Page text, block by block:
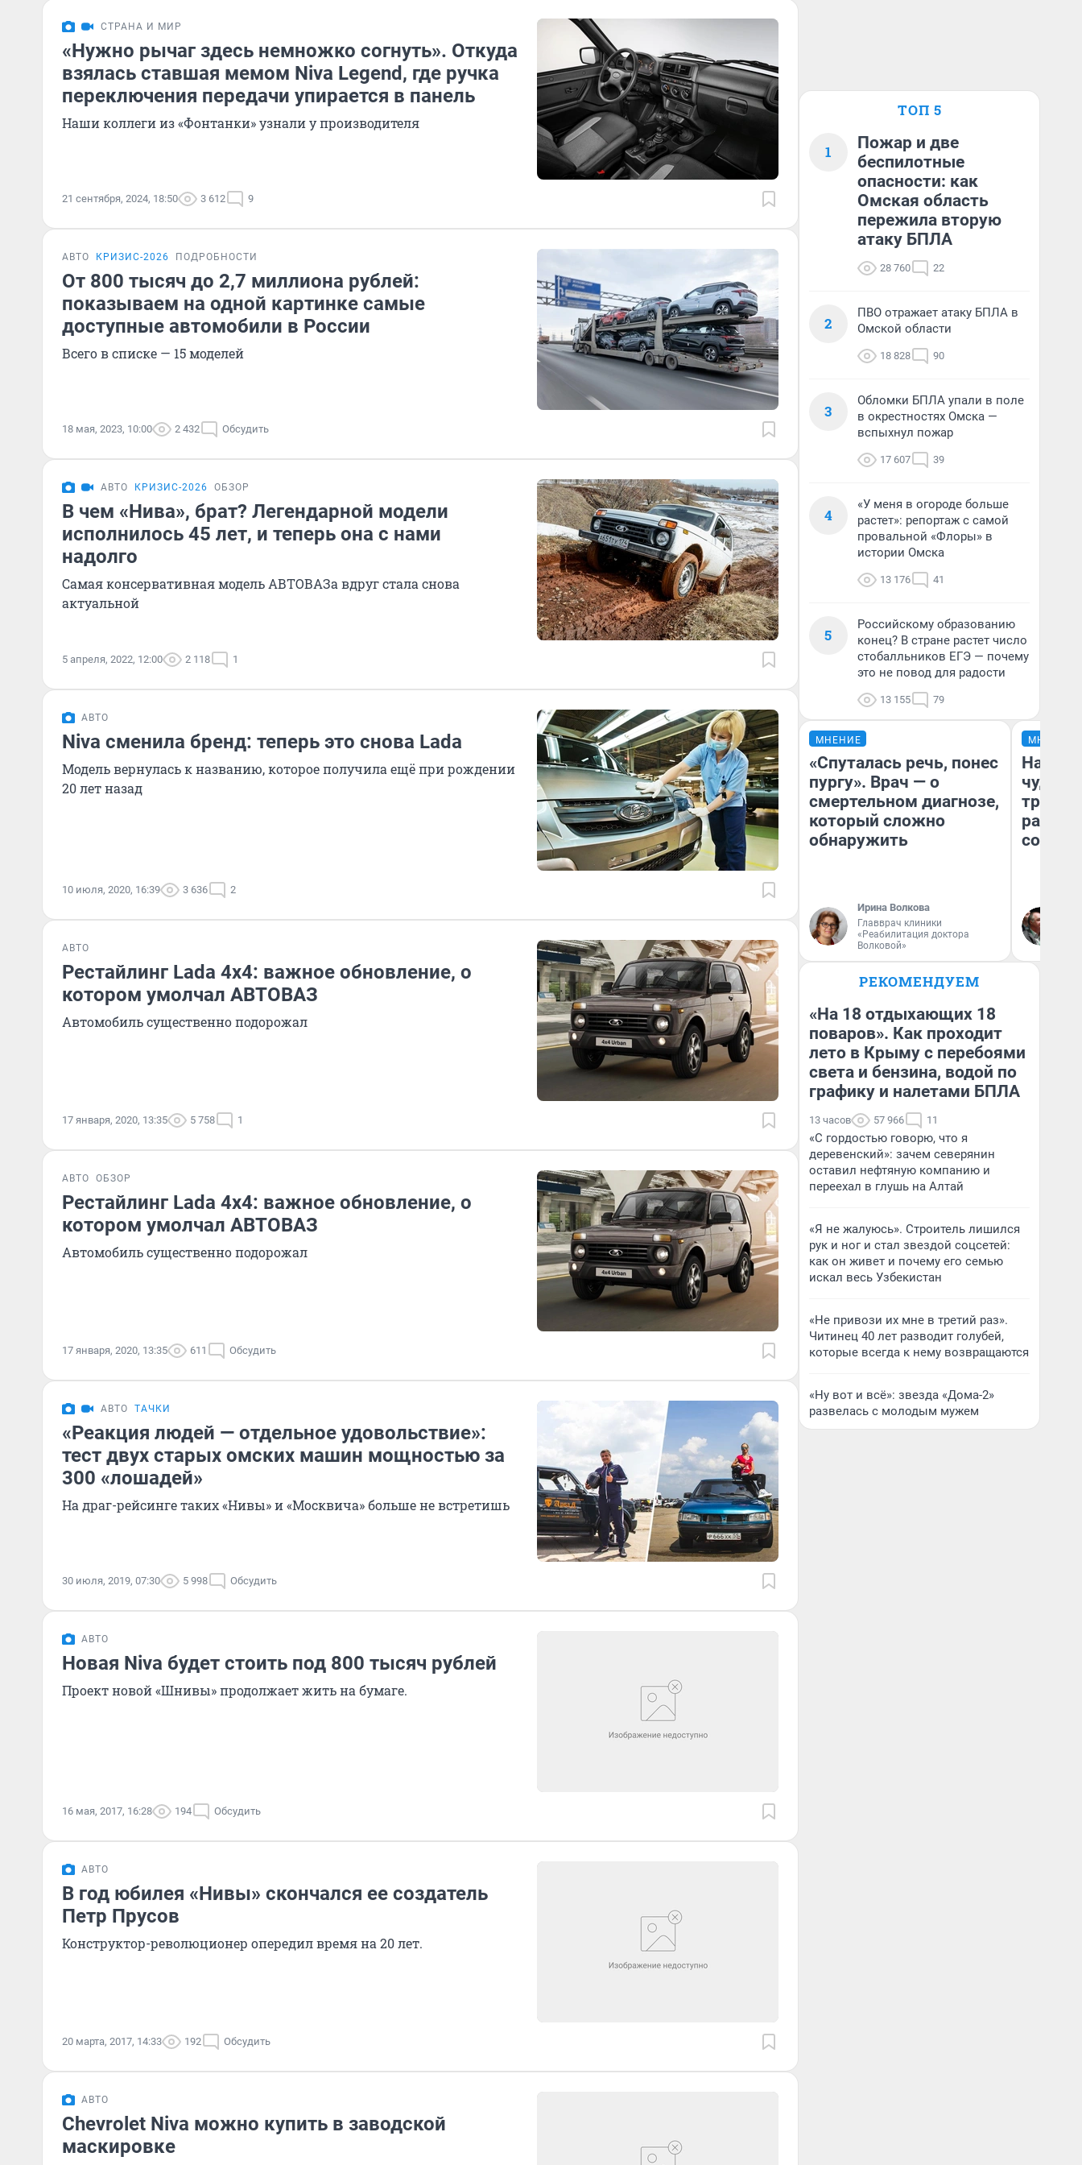
СТРАНА И МИР
«Нужно рычаг здесь немножко согнуть». Откуда
взялась ставшая мемом Niva Legend, где ручка
переключения передачи упирается в панель
Наши коллеги из «Фонтанки» узнали у производителя
21 сентября, 2024, 18:50 3 612 9
АВТО КРИЗИС-2026 ПОДРОБНОСТИ
От 800 тысяч до 2,7 миллиона рублей:
показываем на одной картинке самые
доступные автомобили в России
Всего в списке — 15 моделей
18 мая, 2023, 10:00 2 432 Обсудить
АВТО КРИЗИС-2026 ОБЗОР
В чем «Нива», брат? Легендарной модели
исполнилось 45 лет, и теперь она с нами
надолго
Самая консервативная модель АВТОВАЗа вдруг стала снова
актуальной
5 апреля, 2022, 12:00 2 118 1
АВТО
Niva сменила бренд: теперь это снова Lada
Модель вернулась к названию, которое получила ещё при рождении
20 лет назад
10 июля, 2020, 16:39 3 636 2
АВТО
Рестайлинг Lada 4x4: важное обновление, о
котором умолчал АВТОВАЗ
Автомобиль существенно подорожал
17 января, 2020, 13:35 5 758 1
АВТО ОБЗОР
Рестайлинг Lada 4x4: важное обновление, о
котором умолчал АВТОВАЗ
Автомобиль существенно подорожал
17 января, 2020, 13:35 611 Обсудить
АВТО ТАЧКИ
«Реакция людей — отдельное удовольствие»:
тест двух старых омских машин мощностью за
300 «лошадей»
На драг-рейсинге таких «Нивы» и «Москвича» больше не встретишь
30 июля, 2019, 07:30 5 998 Обсудить
АВТО
Новая Niva будет стоить под 800 тысяч рублей
Проект новой «Шнивы» продолжает жить на бумаге.
16 мая, 2017, 16:28 194 Обсудить
АВТО
В год юбилея «Нивы» скончался ее создатель
Петр Прусов
Конструктор-революционер опередил время на 20 лет.
20 марта, 2017, 14:33 192 Обсудить
АВТО
Chevrolet Niva можно купить в заводской
маскировке
ТОП 5
1
Пожар и две
беспилотные
опасности: как
Омская область
пережила вторую
атаку БПЛА
28 760 22
2
ПВО отражает атаку БПЛА в
Омской области
18 828 90
3
Обломки БПЛА упали в поле
в окрестностях Омска —
вспыхнул пожар
17 607 39
4
«У меня в огороде больше
растет»: репортаж с самой
провальной «Флоры» в
истории Омска
13 176 41
5
Российскому образованию
конец? В стране растет число
стобалльников ЕГЭ — почему
это не повод для радости
13 155 79
МНЕНИЕ
«Спуталась речь, понес
пургу». Врач — о
смертельном диагнозе,
который сложно
обнаружить
Ирина Волкова
Главврач клиники
«Реабилитация доктора
Волковой»
МНЕНИЕ
чудом
РЕКОМЕНДУЕМ
«На 18 отдыхающих 18
поваров». Как проходит
лето в Крыму с перебоями
света и бензина, водой по
графику и налетами БПЛА
13 часов 57 966 11
«С гордостью говорю, что я
деревенский»: зачем северянин
оставил нефтяную компанию и
переехал в глушь на Алтай
«Я не жалуюсь». Строитель лишился
рук и ног и стал звездой соцсетей:
как он живет и почему его семью
искал весь Узбекистан
«Не привози их мне в третий раз».
Читинец 40 лет разводит голубей,
которые всегда к нему возвращаются
«Ну вот и всё»: звезда «Дома-2»
развелась с молодым мужем